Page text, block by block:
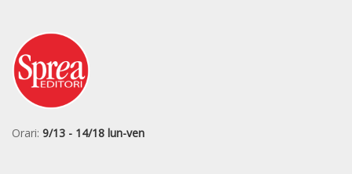
Orari: 9/13 - 14/18 lun-ven